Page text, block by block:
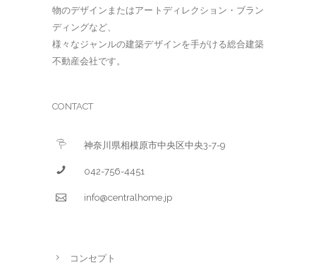
物のデザインまたはアートディレクション・ブラン
ディングなど、
様々なジャンルの建築デザインを手がける総合建築
不動産会社です。
CONTACT
神奈川県相模原市中央区中央3-7-9
042-756-4451
info@centralhome.jp
コンセプト